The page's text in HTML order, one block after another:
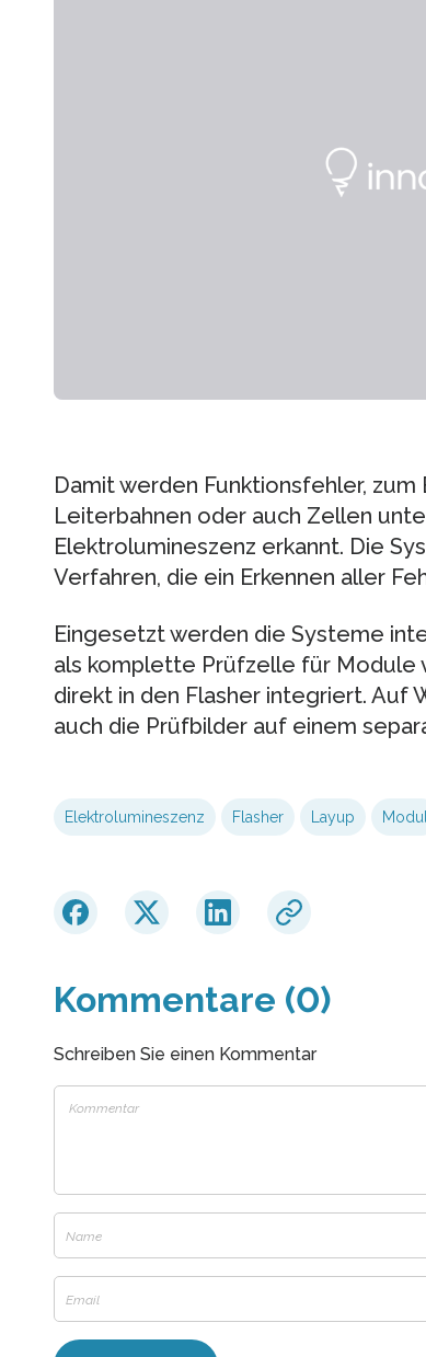
Damit werden Funktionsfehler,
Leiterbahnen oder auch Zellen
Elektrolumineszenz erkannt. Die
Verfahren, die ein Erkennen aller
Eingesetzt werden die Systeme
als komplette Prüfzelle für Module
direkt in den Flasher integriert. Auf
auch die Prüfbilder auf einem
Elektrolumineszenz Flasher Layup
Kommentare (0)
Schreiben Sie einen Kommentar